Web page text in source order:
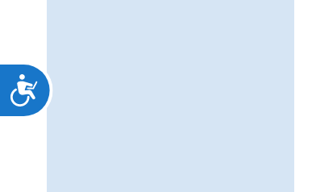
Προσιτότητα